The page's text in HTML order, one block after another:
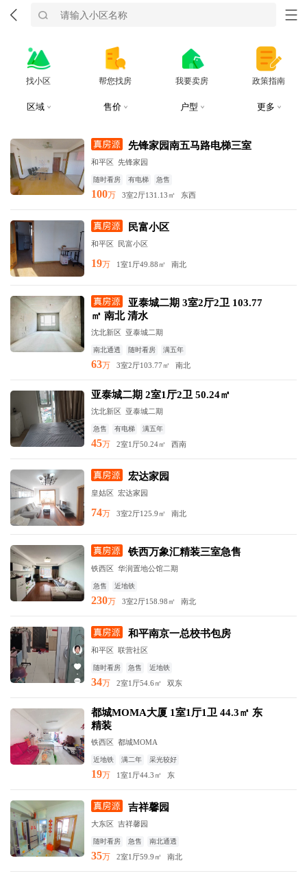
找小区 帮您找房 我要卖房 政策指南
区域 售价 户型 更多
先锋家园南五马路电梯三室
和平区 先锋家园
随时看房 有电梯 急售
100万 3室2厅131.13㎡ 东西
民富小区
和平区 民富小区
19万 1室1厅49.88㎡ 南北
亚泰城二期 3室2厅2卫 103.77
㎡ 南北 清水
沈北新区 亚泰城二期
南北通透 随时看房 满五年
63万 3室2厅103.77㎡ 南北
亚泰城二期 2室1厅2卫 50.24㎡
沈北新区 亚泰城二期
急售 有电梯 满五年
45万 2室1厅50.24㎡ 西南
宏达家园
皇姑区 宏达家园
74万 3室2厅125.9㎡ 南北
铁西万象汇精装三室急售
铁西区 华润置地公馆二期
急售 近地铁
230万 3室2厅158.98㎡ 南北
和平南京一总校书包房
和平区 联营社区
随时看房 急售 近地铁
34万 2室1厅54.6㎡ 双东
都城MOMA大厦 1室1厅1卫 44.3㎡ 东
精装
铁西区 都城MOMA
近地铁 满二年 采光较好
19万 1室1厅44.3㎡ 东
吉祥馨园
大东区 吉祥馨园
随时看房 急售 南北通透
35万 2室1厅59.9㎡ 南北